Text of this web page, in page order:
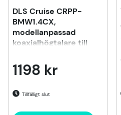
DLS Cruise CRPP-
BMW1.4CX,
modellanpassad
koaxialhögtalare till
1198 kr
Tillfälligt slut